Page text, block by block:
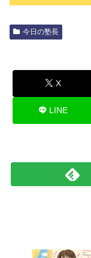
今日の塾長
X
LINE